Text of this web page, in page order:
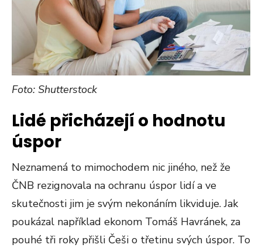
Foto: Shutterstock
Lidé přicházejí o hodnotu
úspor
Neznamená to mimochodem nic jiného, než že
ČNB rezignovala na ochranu úspor lidí a ve
skutečnosti jim je svým nekonáním likviduje. Jak
poukázal například ekonom Tomáš Havránek, za
pouhé tři roky přišli Češi o třetinu svých úspor. To